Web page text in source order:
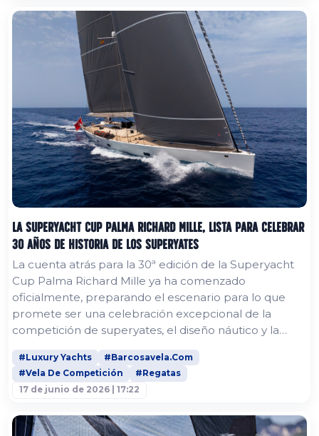
internacional...
La Superyacht Cup Palma Richard Mille, lista para celebrar
30 años de historia de los superyates
La cuenta atrás para la 30ª edición de la Superyacht
Cup Palma Richard Mille ya ha comenzado
oficialmente, preparando el escenario para lo que
promete ser una celebración excepcional de la
competición de superyates, el diseño náutico y la
historia marítima en la bahía de Palma. Este
aniversario representa un hito destacado para la
regata de superyates más longeva de Europa. En
2026, la Superyacht Cup Palma Richard Mille volverá
a combinar competición de máximo nivel...
#Luxury Yachts
#Barcosavela.Com
#Vela De Competición
#Regatas
17 de junio de 2026 | 17:22